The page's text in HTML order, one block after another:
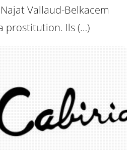
Vallaud-Belkacem
prostitution. Ils (…)